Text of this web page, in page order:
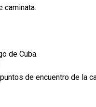
caminata.
de Cuba.
de encuentro de la